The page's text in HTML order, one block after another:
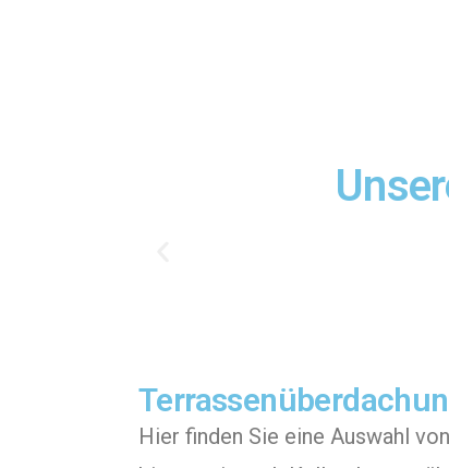
Hier finden Sie eine Auswahl